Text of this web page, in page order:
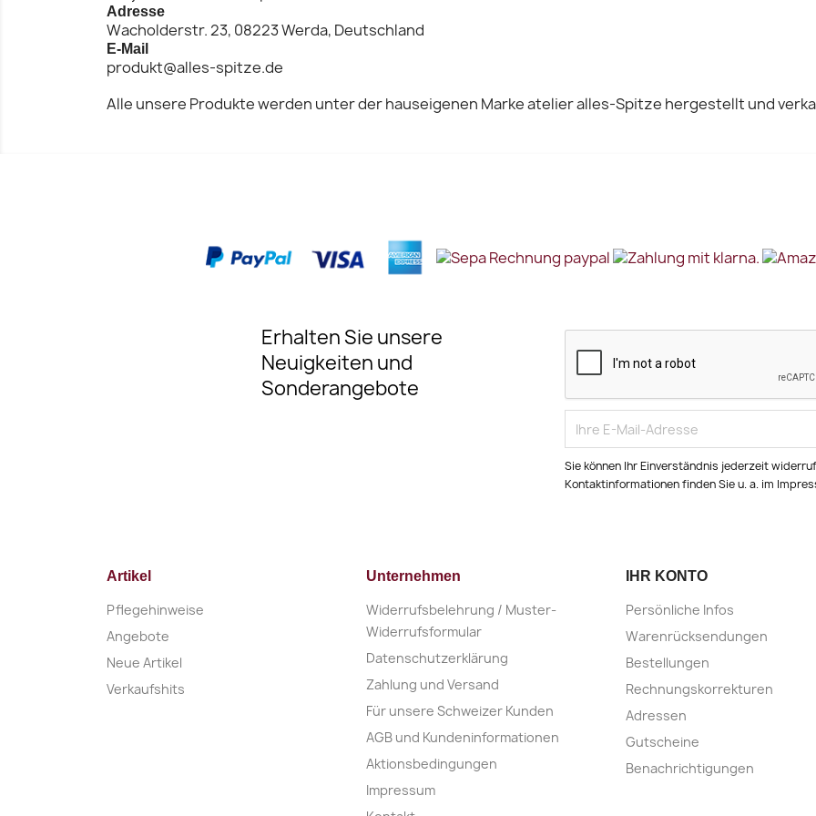
Adresse
Wacholderstr. 23, 08223 Werda, Deutschland
E-Mail
produkt@alles-spitze.de
Alle unsere Produkte werden unter der hauseigenen Marke atelier alles-Spitze hergestellt und
Erhalten Sie unsere
Neuigkeiten und
Sonderangebote
Sie können Ihr Einverständnis jederzeit
Kontaktinformationen finden Sie u. a. im
Artikel
Pflegehinweise
Angebote
Neue Artikel
Verkaufshits
Unternehmen
Widerrufsbelehrung / Muster-
Widerrufsformular
Datenschutzerklärung
Zahlung und Versand
Für unsere Schweizer Kunden
AGB und Kundeninformationen
Aktionsbedingungen
Impressum
IHR KONTO
Persönliche Infos
Warenrücksendungen
Bestellungen
Rechnungskorrekturen
Adressen
Gutscheine
Benachrichtigungen